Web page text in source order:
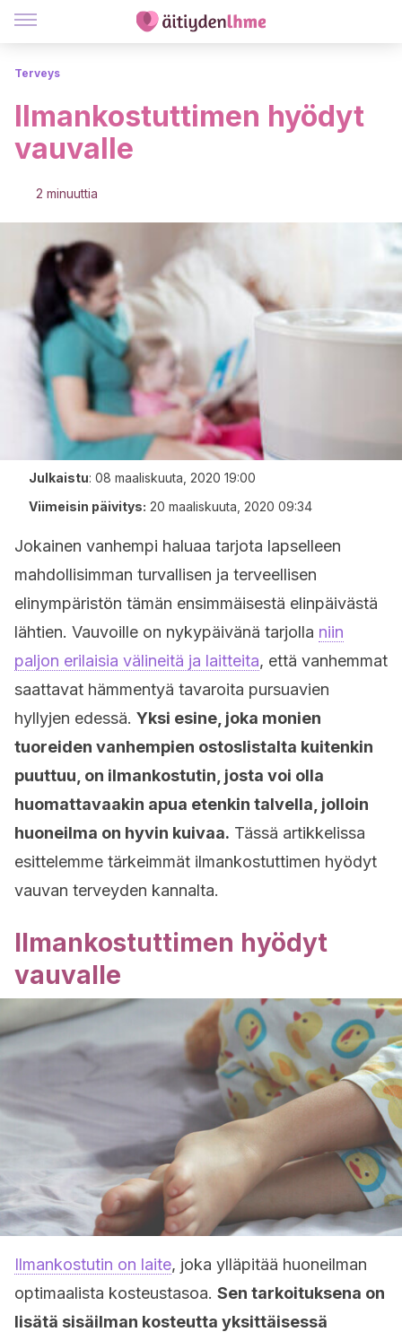
Terveys
Ilmankostuttimen hyödyt
vauvalle
2 minuuttia
Julkaistu: 08 maaliskuuta, 2020 19:00
Viimeisin päivitys: 20 maaliskuuta, 2020 09:34
Jokainen vanhempi haluaa tarjota lapselleen
mahdollisimman turvallisen ja terveellisen
elinympäristön tämän ensimmäisestä elinpäivästä
lähtien. Vauvoille on nykypäivänä tarjolla niin
paljon erilaisia välineitä ja laitteita, että vanhemmat
saattavat hämmentyä tavaroita pursuavien
hyllyjen edessä. Yksi esine, joka monien
tuoreiden vanhempien ostoslistalta kuitenkin
puuttuu, on ilmankostutin, josta voi olla
huomattavaakin apua etenkin talvella, jolloin
huoneilma on hyvin kuivaa. Tässä artikkelissa
esittelemme tärkeimmät ilmankostuttimen hyödyt
vauvan terveyden kannalta.
Ilmankostuttimen hyödyt
vauvalle
Ilmankostutin on laite, joka ylläpitää huoneilman
optimaalista kosteustasoa. Sen tarkoituksena on
lisätä sisäilman kosteutta yksittäisessä